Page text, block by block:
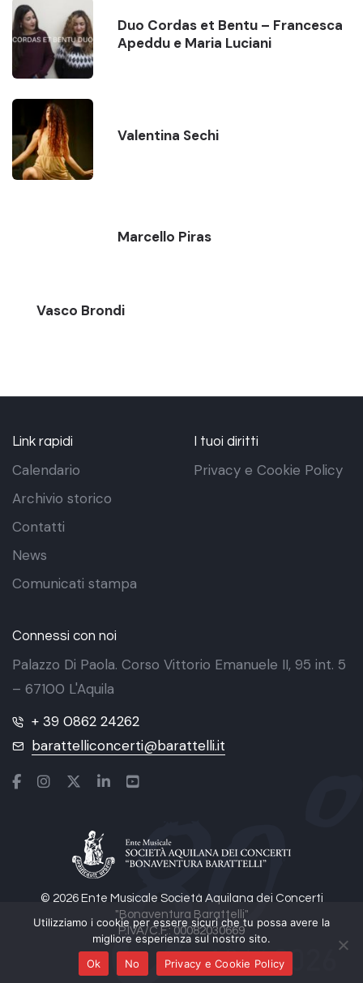
Duo Cordas et Bentu – Francesca
Apeddu e Maria Luciani
Valentina Sechi
Marcello Piras
Vasco Brondi
© 2026 Ente Musicale Società Aquilana dei Concerti
"Bonaventura Barattelli"
P.IVA/C.F.: 00082030669
Link rapidi
Calendario
Archivio storico
Contatti
News
Comunicati stampa
I tuoi diritti
Privacy e Cookie Policy
Connessi con noi
Palazzo Di Paola. Corso Vittorio Emanuele II, 95 int. 5
– 67100 L'Aquila
+ 39 0862 24262
barattelliconcerti@barattelli.it
Utilizziamo i cookie per essere sicuri che tu possa avere la
migliore esperienza sul nostro sito.
Ok
No Privacy e Cookie Policy